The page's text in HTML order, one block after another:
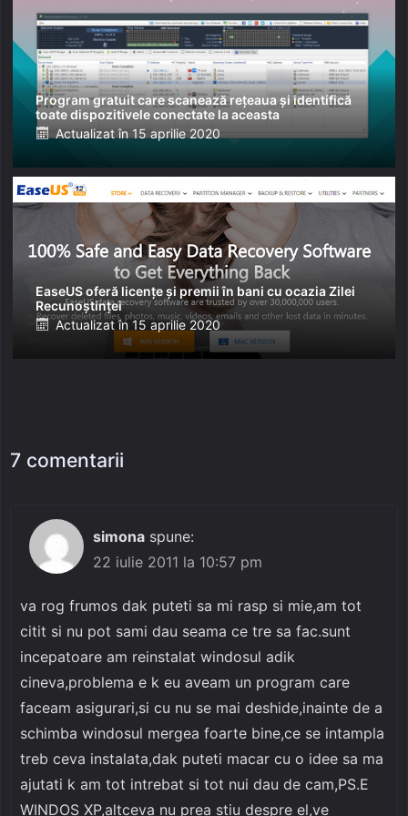
Program gratuit care scanează rețeaua și identifică
toate dispozitivele conectate la aceasta
Posted
Actualizat în 15 aprilie 2020
EaseUS oferă licențe și premii în bani cu ocazia Zilei
Recunoștinței
Posted
Actualizat în 15 aprilie 2020
7 comentarii
simona spune:
22 iulie 2011 la 10:57 pm
va rog frumos dak puteti sa mi rasp si mie,am tot
citit si nu pot sami dau seama ce tre sa fac.sunt
incepatoare am reinstalat windosul adik
cineva,problema e k eu aveam un program care
faceam asigurari,si cu nu se mai deshide,inainte de a
schimba windosul mergea foarte bine,ce se intampla
treb ceva instalata,dak puteti macar cu o idee sa ma
ajutati k am tot intrebat si tot nui dau de cam,PS.E
WINDOS XP,altceva nu prea stiu despre el,ve